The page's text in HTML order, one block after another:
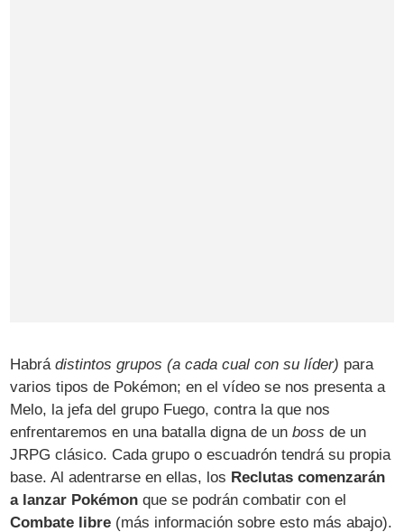
Habrádistintos grupos (a cada cual con su líder) para
varios tipos de Pokémon; en el vídeo se nos presenta a
Melo, la jefa del grupo Fuego, contra la que nos
enfrentaremos en una batalla digna de unboss de un
JRPG clásico. Cada grupo o escuadrón tendrá su propia
base. Al adentrarse en ellas, los Reclutas comenzarán
a lanzar Pokémon que se podrán combatir con el
Combate libre (más información sobre esto más abajo).